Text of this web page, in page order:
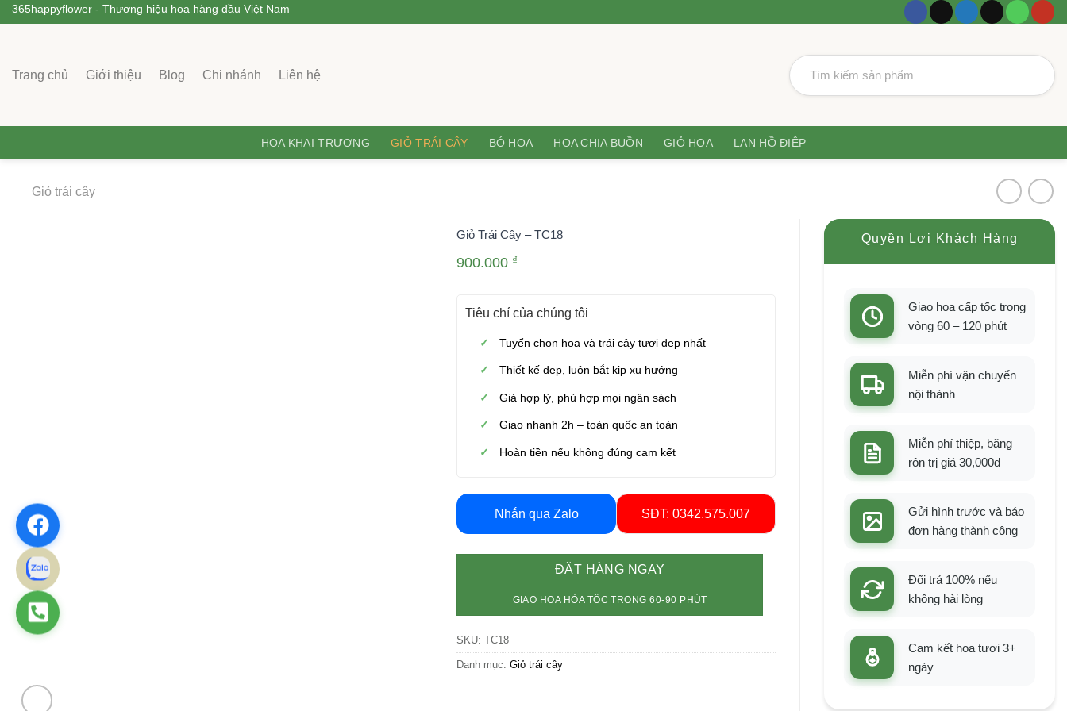
365happyflower - Thương hiệu hoa hàng đầu Việt Nam
Trang chủ Giới thiệu Blog Chi nhánh Liên hệ
HOA KHAI TRƯƠNG GIỎ TRÁI CÂY BÓ HOA HOA CHIA BUỒN GIỎ HOA LAN HỒ ĐIỆP
Giỏ trái cây
Giỏ Trái Cây – TC18
900.000 ₫
Tiêu chí của chúng tôi
Tuyển chọn hoa và trái cây tươi đẹp nhất
Thiết kế đẹp, luôn bắt kịp xu hướng
Giá hợp lý, phù hợp mọi ngân sách
Giao nhanh 2h – toàn quốc an toàn
Hoàn tiền nếu không đúng cam kết
Nhắn qua Zalo SĐT: 0342.575.007
ĐẶT HÀNG NGAY
GIAO HOA HỎA TỐC TRONG 60-90 PHÚT
SKU:TC18
Danh mục: Giỏ trái cây
Quyền Lợi Khách Hàng
Giao hoa cấp tốc
trong vòng 60 – 120
Miễn phí vận chuyển
Miễn phí thiệp, băng
Gửi hình trước và báo
Đổi trả 100% nếu
Cam kết hoa tươi 3+